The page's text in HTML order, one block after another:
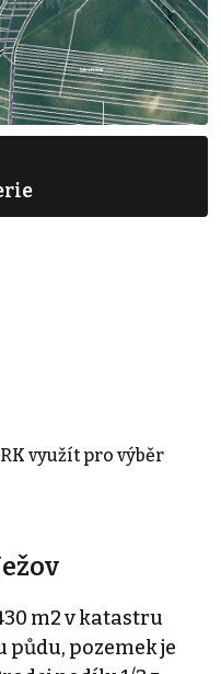
využít pro výběr
m2 v katastru
půdu, pozemek je